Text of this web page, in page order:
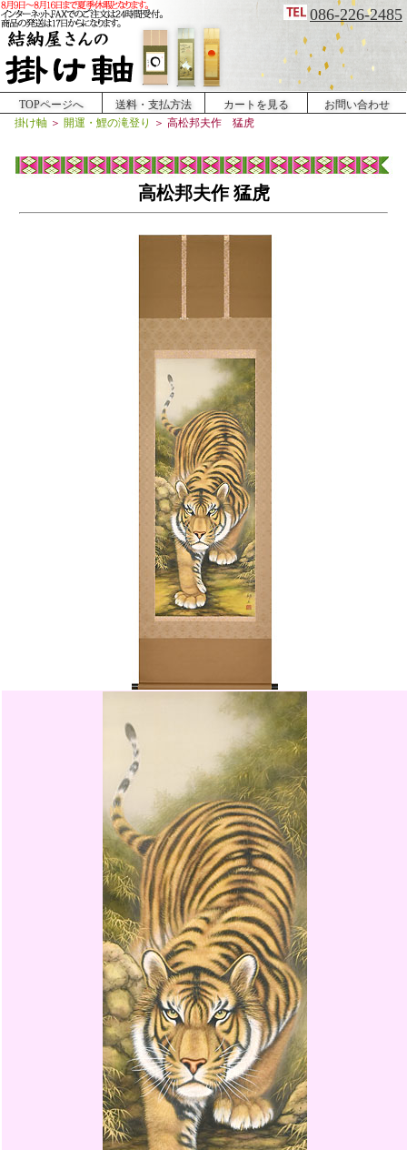
086-226-2485
TOPページへ 送料・支払方法 カートを見る
お問い合わせ
掛け軸 ＞ 開運・鯉の滝登り ＞ 高松邦夫作 猛虎
高松邦夫作 猛虎